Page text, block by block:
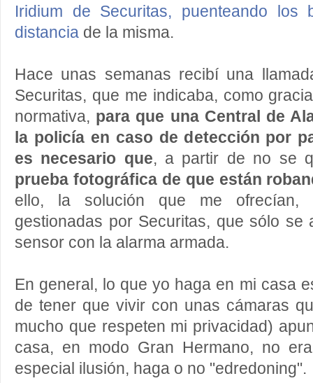
Iridium de Securitas, puenteando los
distancia de la misma.
Hace unas semanas recibí una
Securitas, que me indicaba, como
normativa, para que una Central de
la policía en caso de detección por
es necesario que, a partir de no se
prueba fotográfica de que están
ello, la solución que me ofrecían,
gestionadas por Securitas, que sólo se
sensor con la alarma armada.
En general, lo que yo haga en mi casa
de tener que vivir con unas cámaras
mucho que respeten mi privacidad)
casa, en modo Gran Hermano, no
especial ilusión, haga o no "edredoning".